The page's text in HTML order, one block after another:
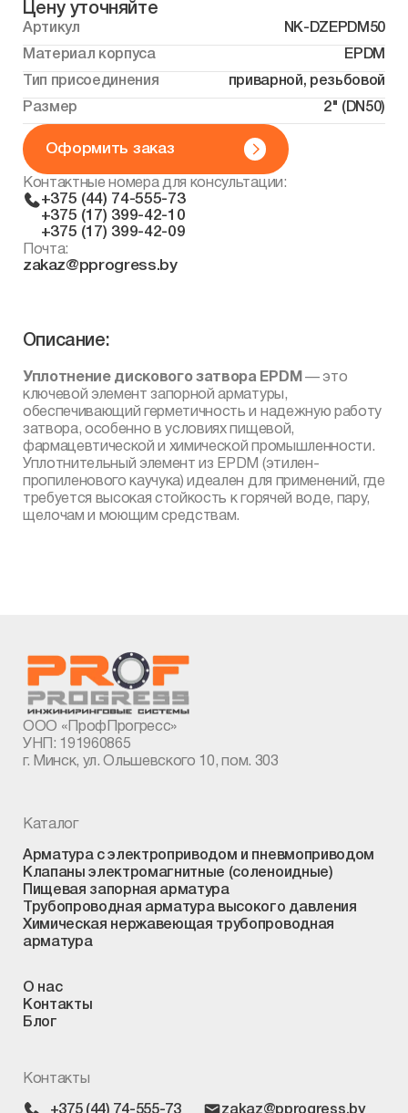
Цену уточняйте
Артикул
NK-DZEPDM50
Материал корпуса
EPDM
Тип присоединения
приварной, резьбовой
Размер
2" (DN50)
Оформить заказ
Контактные номера для консультации:
+375 (44) 74-555-73
+375 (17) 399-42-10
+375 (17) 399-42-09
Почта:
zakaz@pprogress.by
Описание:
Уплотнение дискового затвора EPDM — это
ключевой элемент запорной арматуры,
обеспечивающий герметичность и надежную работу
затвора, особенно в условиях пищевой,
фармацевтической и химической промышленности.
Уплотнительный элемент из EPDM (этилен-
пропиленового каучука) идеален для применений, где
требуется высокая стойкость к горячей воде, пару,
щелочам и моющим средствам.
ООО «ПрофПрогресс»
УНП: 191960865
г. Минск, ул. Ольшевского 10, пом. 303
Каталог
Арматура с электроприводом и пневмоприводом
Клапаны электромагнитные (соленоидные)
Пищевая запорная арматура
Трубопроводная арматура высокого давления
Химическая нержавеющая трубопроводная
арматура
О нас
Контакты
Блог
Контакты
+375 (44) 74-555-73 zakaz@pprogress.by